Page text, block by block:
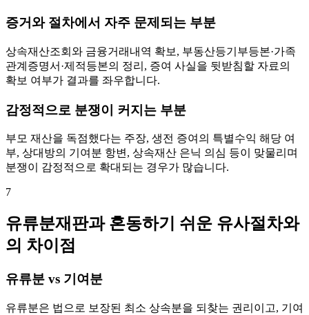
증거와 절차에서 자주 문제되는 부분
상속재산조회와 금융거래내역 확보, 부동산등기부등본·가족
관계증명서·제적등본의 정리, 증여 사실을 뒷받침할 자료의
확보 여부가 결과를 좌우합니다.
감정적으로 분쟁이 커지는 부분
부모 재산을 독점했다는 주장, 생전 증여의 특별수익 해당 여
부, 상대방의 기여분 항변, 상속재산 은닉 의심 등이 맞물리며
분쟁이 감정적으로 확대되는 경우가 많습니다.
7
유류분재판과 혼동하기 쉬운 유사절차와
의 차이점
유류분 vs 기여분
유류분은 법으로 보장된 최소 상속분을 되찾는 권리이고, 기여